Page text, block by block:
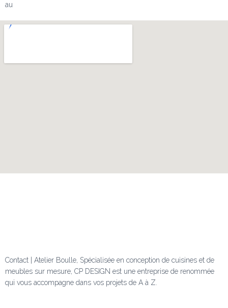
au
Contact | Atelier Boulle, Spécialisée en conception de cuisines et de
meubles sur mesure, CP DESIGN est une entreprise de renommée
qui vous accompagne dans vos projets de A à Z.